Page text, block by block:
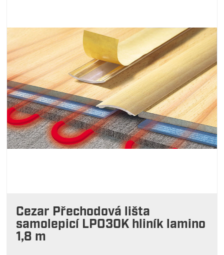
Cezar Přechodová lišta
samolepicí LPO30K hliník lamino
1,8 m